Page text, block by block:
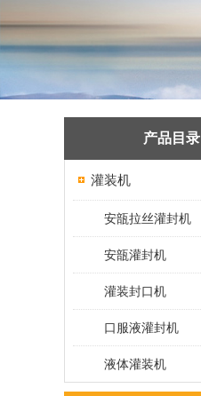
产品目录
灌装机
安瓿拉丝灌封机
安瓿灌封机
灌装封口机
口服液灌封机
液体灌装机